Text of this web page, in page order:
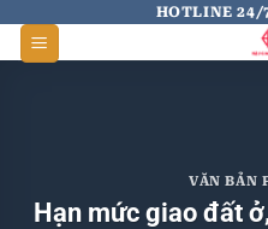
HOTLINE 24/
VĂN BẢN
Hạn mức giao đất